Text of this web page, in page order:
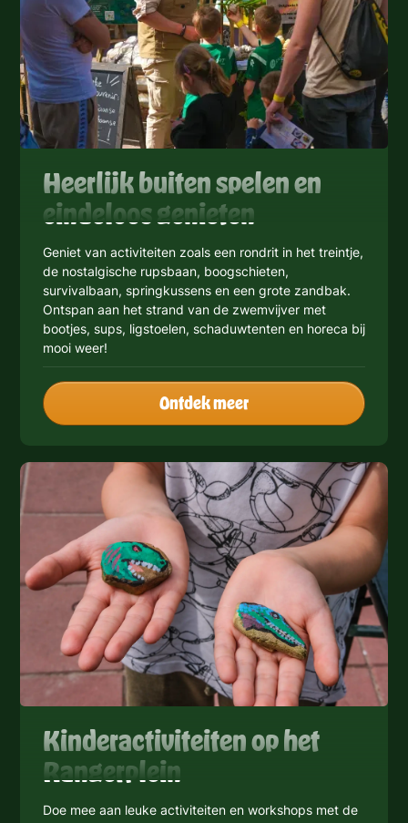
Heerlijk buiten spelen en
eindeloos genieten
Geniet van activiteiten zoals een rondrit in het treintje,
de nostalgische rupsbaan, boogschieten,
survivalbaan, springkussens en een grote zandbak.
Ontspan aan het strand van de zwemvijver met
bootjes, sups, ligstoelen, schaduwtenten en horeca bij
mooi weer!
Ontdek meer
Kinderactiviteiten op het
Rangerplein
Doe mee aan leuke activiteiten en workshops met de